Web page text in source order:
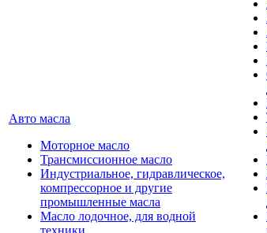
Авто масла
Моторное масло
Трансмиссионное масло
Индустриальное, гидравлическое,
компрессорное и другие
промышленные масла
Масло лодочное, для водной
техники